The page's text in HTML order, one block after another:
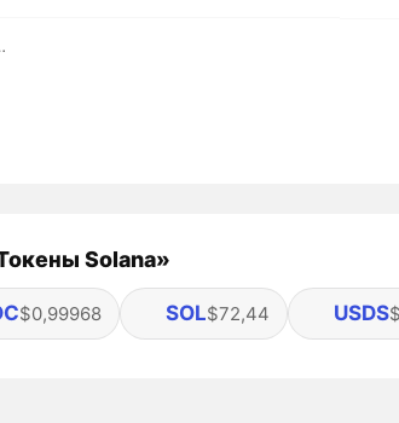
Solana»
$0,99968 SOL$72,44 USDS